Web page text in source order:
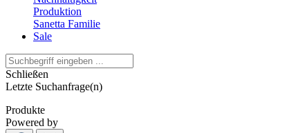
Produktion
Sanetta Familie
Sale
Schließen
Letzte Suchanfrage(n)
Produkte
Powered by